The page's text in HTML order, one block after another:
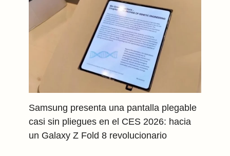
Samsung presenta una pantalla plegable
casi sin pliegues en el CES 2026: hacia
un Galaxy Z Fold 8 revolucionario